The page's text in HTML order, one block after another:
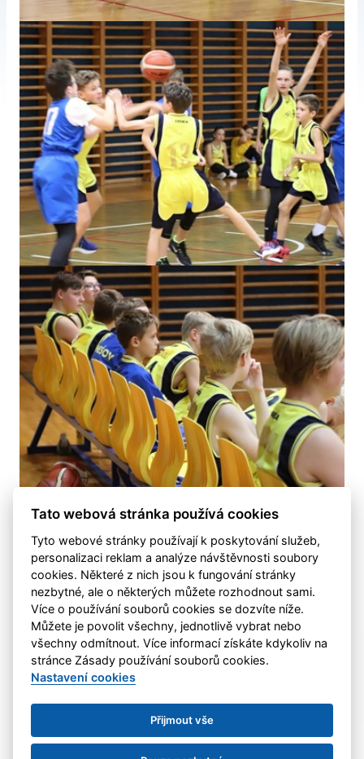
Další fotografie
Tato webová stránka používá cookies
Tyto webové stránky používají k poskytování služeb,
personalizaci reklam a analýze návštěvnosti soubory
cookies. Některé z nich jsou k fungování stránky
nezbytné, ale o některých můžete rozhodnout sami.
Více o používání souborů cookies se dozvíte níže.
Můžete je povolit všechny, jednotlivě vybrat nebo
všechny odmítnout. Více informací získáte kdykoliv na
stránce Zásady používání souborů cookies.
Nastavení cookies
Přijmout vše